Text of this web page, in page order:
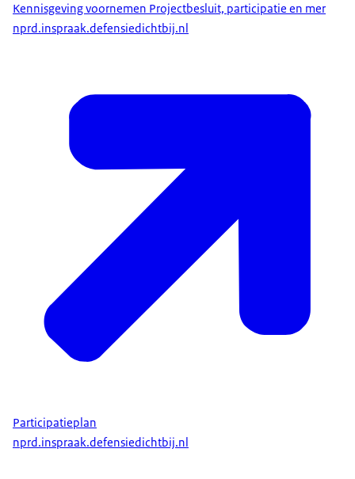
Kennisgeving voornemen Projectbesluit, participatie en mer
nprd.inspraak.defensiedichtbij.nl
Participatieplan
nprd.inspraak.defensiedichtbij.nl